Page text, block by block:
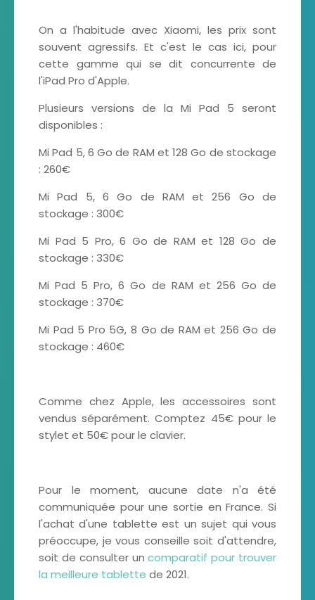
On a l'habitude avec Xiaomi, les prix sont
souvent agressifs. Et c'est le cas ici, pour
cette gamme qui se dit concurrente de
l'iPad Pro d'Apple.
Plusieurs versions de la Mi Pad 5 seront
disponibles :
Mi Pad 5, 6 Go de RAM et 128 Go de stockage
: 260€
Mi Pad 5, 6 Go de RAM et 256 Go de
stockage : 300€
Mi Pad 5 Pro, 6 Go de RAM et 128 Go de
stockage : 330€
Mi Pad 5 Pro, 6 Go de RAM et 256 Go de
stockage : 370€
Mi Pad 5 Pro 5G, 8 Go de RAM et 256 Go de
stockage : 460€
Comme chez Apple, les accessoires sont
vendus séparément. Comptez 45€ pour le
stylet et 50€ pour le clavier.
Pour le moment, aucune date n'a été
communiquée pour une sortie en France. Si
l'achat d'une tablette est un sujet qui vous
préoccupe, je vous conseille soit d'attendre,
soit de consulter uncomparatif pour trouver
la meilleure tablette de 2021.